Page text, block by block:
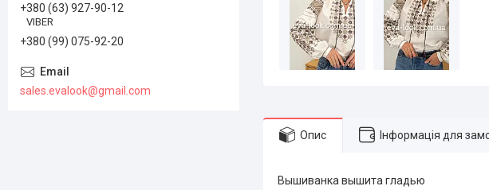
Опис Інформація для
Вышиванка вышита гладью
+380 (63) 927-90-12
VIBER
+380 (99) 075-92-20
sales.evalook@gmail.com